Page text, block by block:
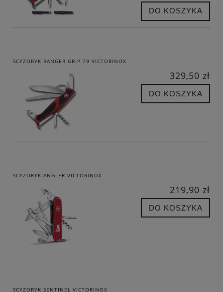
DO KOSZYKA
SCYZORYK RANGER GRIP 79 VICTORINOX
329,50 zł
DO KOSZYKA
SCYZORYK ANGLER VICTORINOX
219,90 zł
DO KOSZYKA
SCYZORYK SENTINEL VICTORINOX